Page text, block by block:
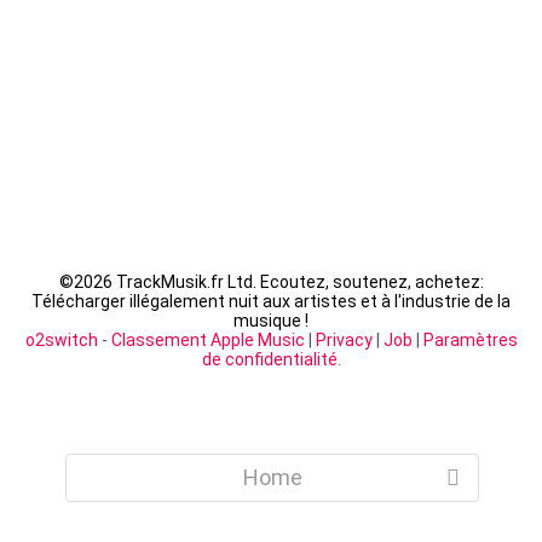
©2026 TrackMusik.fr Ltd. Ecoutez, soutenez, achetez:
Télécharger illégalement nuit aux artistes et à l'industrie de la
musique !
o2switch - Classement Apple Music Privacy| Job
Paramètres
de confidentialité
Home